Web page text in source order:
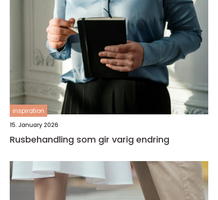
inspiration
15. January 2026
Rusbehandling som gir varig endring